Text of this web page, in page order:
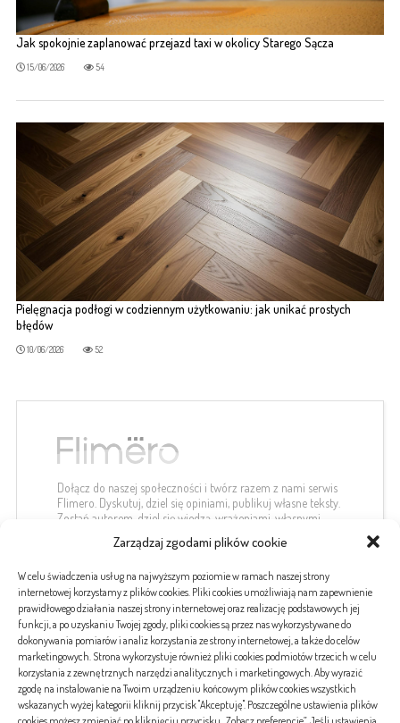
Zarządzaj zgodami plików cookie
W celu świadczenia usług na najwyższym poziomie w ramach naszej strony
internetowej korzystamy z plików cookies. Pliki cookies umożliwiają nam zapewnienie
prawidłowego działania naszej strony internetowej oraz realizację podstawowych jej
funkcji, a po uzyskaniu Twojej zgody, pliki cookies są przez nas wykorzystywane do
dokonywania pomiarów i analiz korzystania ze strony internetowej, a także do celów
marketingowych. Strona wykorzystuje również pliki cookies podmiotów trzecich w celu
korzystania z zewnętrznych narzędzi analitycznych i marketingowych. Aby wyrazić
zgodę na instalowanie na Twoim urządzeniu końcowym plików cookies wszystkich
wskazanych wyżej kategorii kliknij przycisk "Akceptuję". Poszczególne ustawienia plików
Jak spokojnie zaplanować przejazd taxi w okolicy Starego Sącza
15/06/2026 54
Pielęgnacja podłogi w codziennym użytkowaniu: jak unikać prostych
błędów
10/06/2026 52
Dołącz do naszej społeczności i twórz razem z nami serwis
Flimero. Dyskutuj, dziel się opiniami, publikuj własne teksty.
Zostań autorem, dziel się wiedzą, wrażeniami, własnymi
#etykiety
banki choroby covid-19 koronawirus kredyt kredyty pogrzeb serce tatuaż